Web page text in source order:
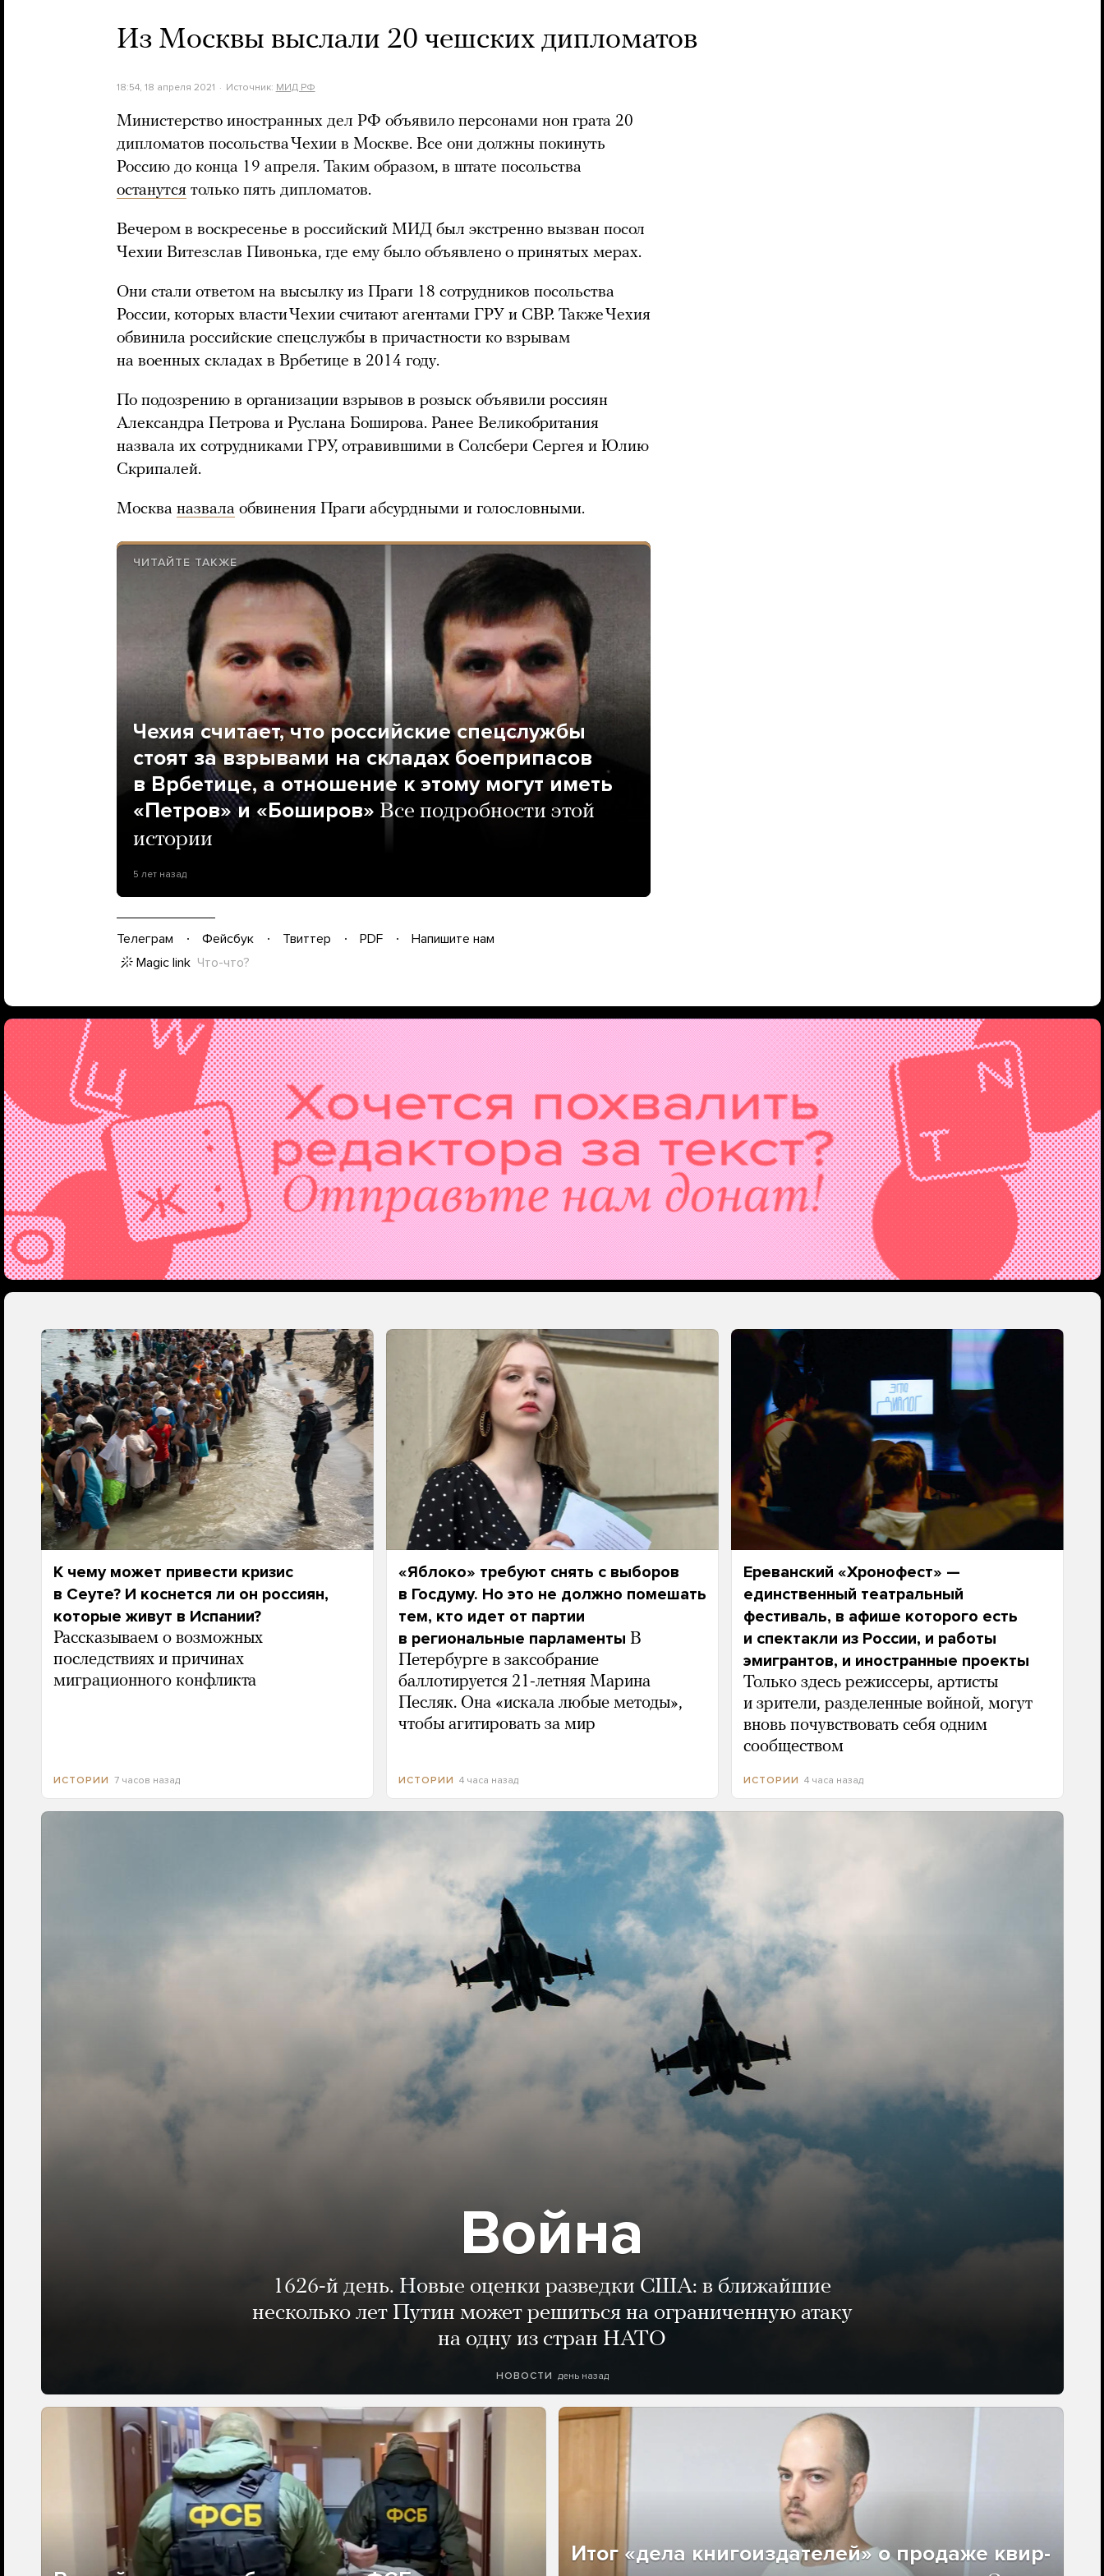
Из Москвы выслали 20 чешских дипломатов
18:54, 18 апреля 2021 Источник: МИД РФ
Министерство иностранных дел РФ объявило персонами нон грата 20
дипломатов посольства Чехии в Москве. Все они должны покинуть
Россию до конца 19 апреля. Таким образом, в штате посольства
останутся только пять дипломатов.
Вечером в воскресенье в российский МИД был экстренно вызван посол
Чехии Витезслав Пивонька, где ему было объявлено о принятых мерах.
Они стали ответом на высылку из Праги 18 сотрудников посольства
России, которых власти Чехии считают агентами ГРУ и СВР. Также Чехия
обвинила российские спецслужбы в причастности ко взрывам
на военных складах в Врбетице в 2014 году.
По подозрению в организации взрывов в розыск объявили россиян
Александра Петрова и Руслана Боширова. Ранее Великобритания
назвала их сотрудниками ГРУ, отравившими в Солсбери Сергея и Юлию
Скрипалей.
Москва назвала обвинения Праги абсурдными и голословными.
ЧИТАЙТЕ ТАКЖЕ
Чехия считает, что российские спецслужбы
стоят за взрывами на складах боеприпасов
в Врбетице, а отношение к этому могут иметь
«Петров» и «Боширов» Все подробности этой
истории
5 лет назад
Телеграм Фейсбук Твиттер PDF
Напишите нам
Magic link Что-что?
К чему может привести кризис
в Сеуте? И коснется ли он россиян,
которые живут в Испании?
Рассказываем о возможных
последствиях и причинах
миграционного конфликта
ИСТОРИИ 7 часов назад
«Яблоко» требуют снять с выборов
в Госдуму. Но это не должно помешать
тем, кто идет от партии
в региональные парламенты В
Петербурге в заксобрание
баллотируется 21-летняя Марина
Песляк. Она «искала любые методы»,
чтобы агитировать за мир
ИСТОРИИ 4 часа назад
Ереванский «Хронофест» —
единственный театральный
фестиваль, в афише которого есть
и спектакли из России, и работы
эмигрантов, и иностранные проекты
Только здесь режиссеры, артисты
и зрители, разделенные войной, могут
вновь почувствовать себя одним
сообществом
ИСТОРИИ 4 часа назад
Война
1626-й день. Новые оценки разведки США: в ближайшие
несколько лет Путин может решиться на ограниченную атаку
на одну из стран НАТО
НОВОСТИ день назад
Итог «дела книгоиздателей» о продаже квир-